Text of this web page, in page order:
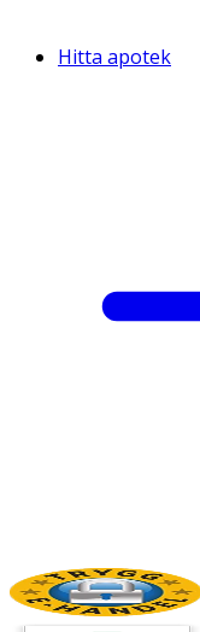
Hitta apotek